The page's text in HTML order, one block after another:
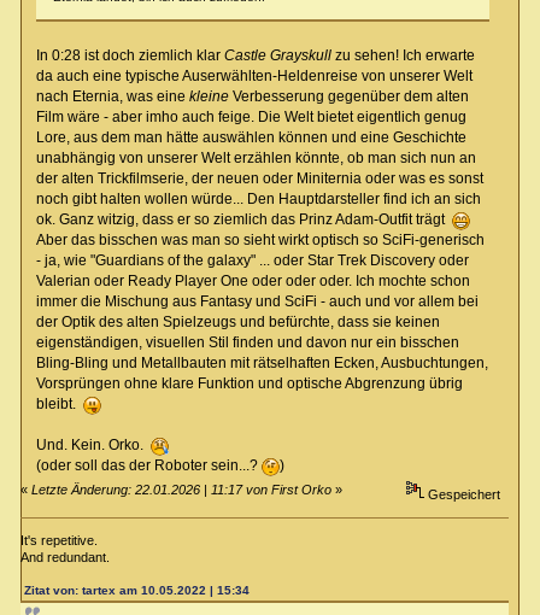
In 0:28 ist doch ziemlich klarCastle Grayskullzu sehen! Ich erwarte
da auch eine typische Auserwählten-Heldenreise von unserer Welt
nach Eternia, was eine kleineVerbesserung gegenüber dem alten
Film wäre - aber imho auch feige. Die Welt bietet eigentlich genug
Lore, aus dem man hätte auswählen können und eine Geschichte
unabhängig von unserer Welt erzählen könnte, ob man sich nun an
der alten Trickfilmserie, der neuen oder Miniternia oder was es sonst
noch gibt halten wollen würde... Den Hauptdarsteller find ich an sich
ok. Ganz witzig, dass er so ziemlich das Prinz Adam-Outfit trägt
Aber das bisschen was man so sieht wirkt optisch so SciFi-generisch
- ja, wie "Guardians of the galaxy" ... oder Star Trek Discovery oder
Valerian oder Ready Player One oder oder oder. Ich mochte schon
immer die Mischung aus Fantasy und SciFi - auch und vor allem bei
der Optik des alten Spielzeugs und befürchte, dass sie keinen
eigenständigen, visuellen Stil finden und davon nur ein bisschen
Bling-Bling und Metallbauten mit rätselhaften Ecken, Ausbuchtungen,
Vorsprüngen ohne klare Funktion und optische Abgrenzung übrig
bleibt.
Und. Kein. Orko.
(oder soll das der Roboter sein...?
)
«Letzte Änderung: 22.01.2026 | 11:17 von First Orko » Gespeichert
It's repetitive.
And redundant.
Zitat von: tartex am 10.05.2022 | 15:34